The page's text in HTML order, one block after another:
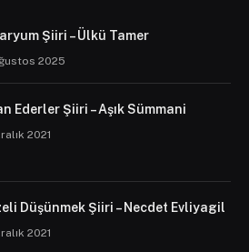
Şiiri – Ülkü Tamer
2025
Ederler Şiiri – Aşık Sümmani
2021
Düşünmek Şiiri – Necdet Evliyagil
2021